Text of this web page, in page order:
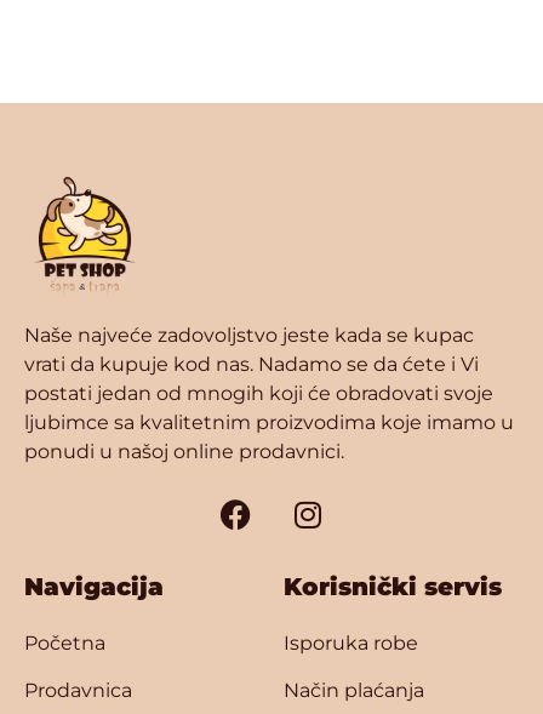
Naše najveće zadovoljstvo jeste kada se kupac
vrati da kupuje kod nas. Nadamo se da ćete i Vi
postati jedan od mnogih koji će obradovati svoje
ljubimce sa kvalitetnim proizvodima koje imamo u
ponudi u našoj online prodavnici.
Navigacija
Početna
Prodavnica
Korisnički servis
Isporuka robe
Način plaćanja